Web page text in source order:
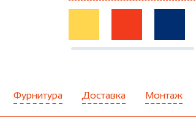
Фурнитура Доставка Монтаж